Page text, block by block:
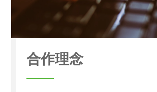
合作理念